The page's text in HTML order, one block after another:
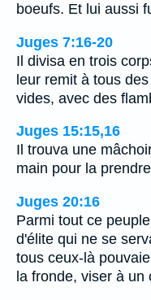
boeufs. Et lui aussi
Juges 7:16-20
Il divisa en trois
leur remit à tous
vides, avec des
Juges 15:15,16
Il trouva une
main pour la
Juges 20:16
Parmi tout ce
d'élite qui ne se
tous ceux-là
la fronde, viser à un